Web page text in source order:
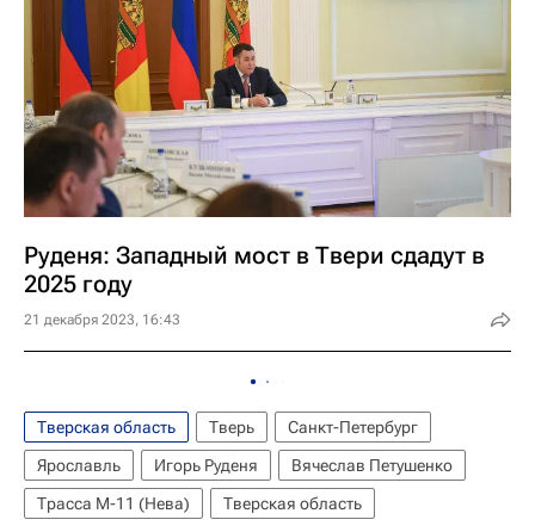
Руденя: Западный мост в Твери сдадут в
2025 году
21 декабря 2023, 16:43
Тверская область Тверь
Санкт-Петербург
Ярославль
Игорь Руденя
Вячеслав Петушенко
Трасса М-11 (Нева)
Тверская область